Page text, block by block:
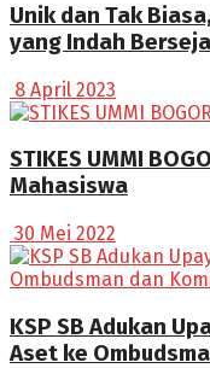
Unik dan Tak
yang Indah
8 April 2023
STIKES UMMI
Mahasiswa
30 Mei 2022
KSP SB Adukan
Aset ke